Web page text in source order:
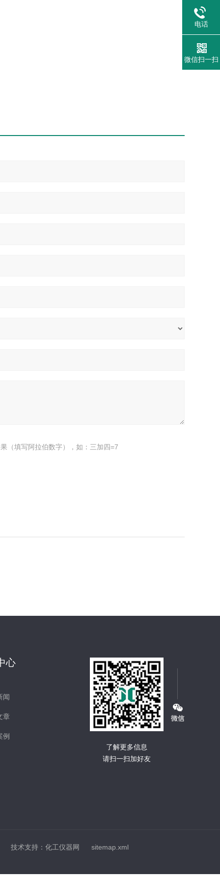
（填写阿拉伯数字），如：三加四=7
心
闻
章
例
了解更多信息
请扫一扫加好友
术支持： 化工仪器网 sitemap.xml
电话
微信扫一扫